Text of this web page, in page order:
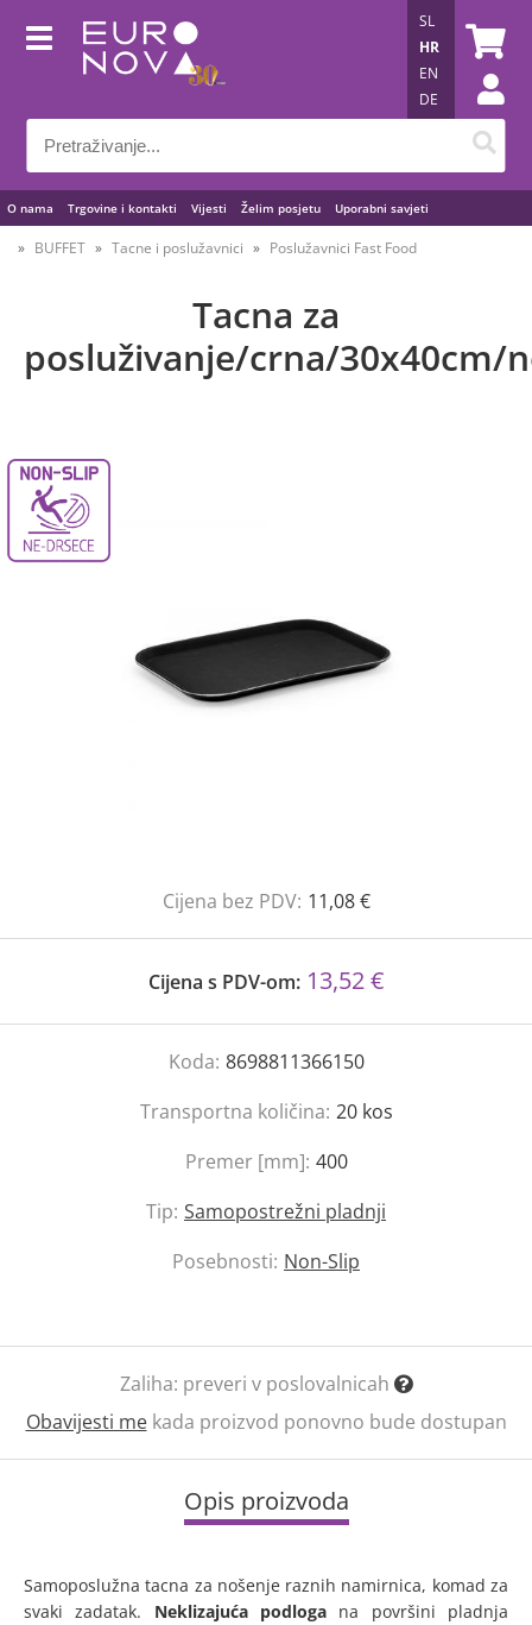
O nama Trgovine i kontakti Vijesti Želim posjetu Uporabni savjeti
SL
HR
EN
DE
BUFFET Tacne i poslužavnici Poslužavnici Fast Food
Tacna za
posluživanje/crna/30x40cm/
Cijena bez PDV: 11,08 €
Cijena s PDV-om: 13,52 €
Koda: 8698811366150
Transportna količina: 20 kos
Premer [mm]: 400
Tip: Samopostrežni pladnji
Posebnosti: Non-Slip
Zaliha: preveri v poslovalnicah
Obavijesti mekada proizvod ponovno bude dostupan
Opis proizvoda
Samoposlužna tacna za nošenje raznih namirnica, komad za
svaki zadatak. Neklizajuća podloga na površini pladnja